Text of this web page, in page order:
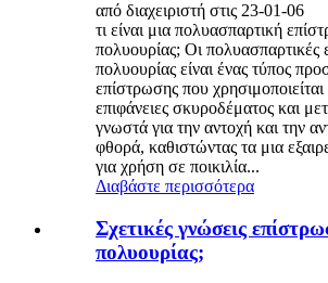
από διαχειριστή στις 23-01-06
τι είναι μια πολυασπαρτική
πολυουρίας; Οι πολυασπαρτικές
πολυουρίας είναι ένας τύπος
επίστρωσης που
επιφάνειες σκυροδέματος και
γνωστά για την αντοχή και την
φθορά, καθιστώντας τα μια
για χρήση σε ποικιλία...
Διαβάστε περισσότερα
Σχετικές γνώσεις
πολυουρίας;